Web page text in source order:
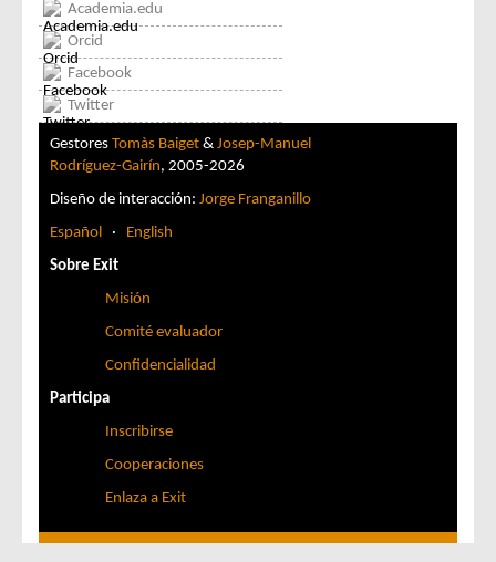
Academia.edu
Orcid
Facebook
Twitter
Gestores Tomàs Baiget & Josep-Manuel
Rodríguez-Gairín, 2005-2026
Diseño de interacción: Jorge Franganillo
Español · English
Sobre Exit
Misión
Comité evaluador
Confidencialidad
Participa
Inscribirse
Cooperaciones
Enlaza a Exit